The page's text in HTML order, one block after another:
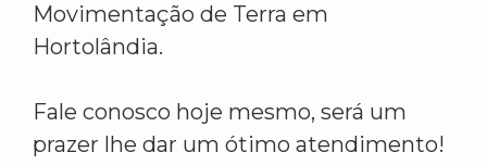
Movimentação de Terra em
Hortolândia.
Fale conosco hoje mesmo, será um
prazer lhe dar um ótimo atendimento!